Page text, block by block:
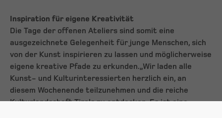
Inspiration für eigene Kreativität
Die Tage der offenen Ateliers sind somit eine
ausgezeichnete Gelegenheit für junge Menschen, sich
von der Kunst inspirieren zu lassen und möglicherweise
eigene kreative Pfade zu erkunden.„Wir laden alle
Kunst- und Kulturinteressierten herzlich ein, an
diesem Wochenende teilzunehmen und die reiche
Kulturlandschaft Tirols zu entdecken. Es ist eine